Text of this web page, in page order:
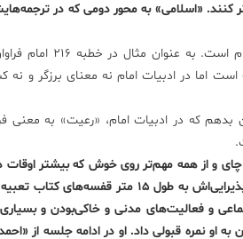
کنند. «اسلامی» به محور دومی که در
ویژگی دوم در ترجمه‌ی من توجه
اما در ادبیات امام نه معنای برزگر و
بدهم که در ادبیات امام، «رعیت» به معنی
و از همه مهم‌تر روی خوش که بیشتر اوقات
می‌شود. با اندیشه‌های مختلف نشست و برخاست دارد. یک طرف
و فعالیت‌های مدنی و خاکی‌بودن و
او نمره قبولی داد. او در ادامه جلسه از